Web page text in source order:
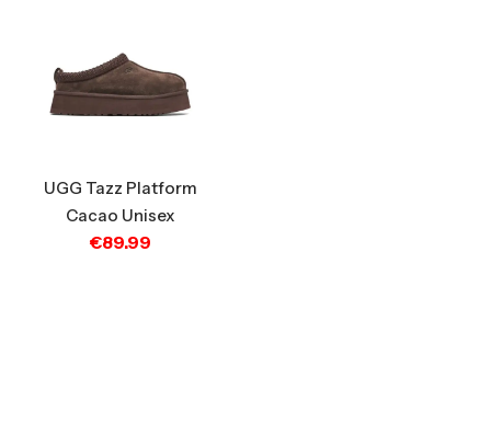
UGG Tazz Platform
Cacao Unisex
€89.99